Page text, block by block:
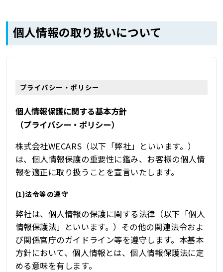
個人情報の取り扱いについて
プライバシー・ポリシー
個人情報保護に関する基本方針
（プライバシー・ポリシー）
株式会社WECARS（以下「弊社」といいます。）
は、個人情報保護の重要性に鑑み、お客様の個人情
報を適正に取り扱うことを宣言いたします。
(1)法令等の遵守
弊社は、個人情報の保護に関する法律（以下「個人
情報保護法」といいます。）その他の関連法令およ
び関係官庁のガイドライン等を遵守します。本基本
方針において、個人情報とは、個人情報保護法に定
める意味を有します。